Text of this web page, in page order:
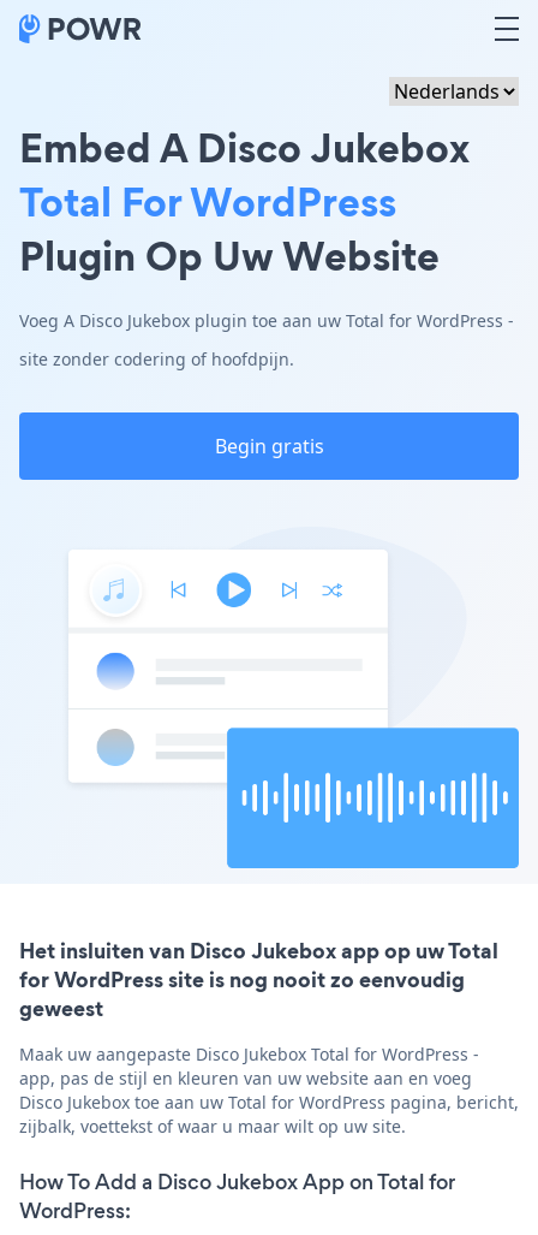
Embed A Disco Jukebox
Total For WordPress
Plugin Op Uw Website
Voeg A Disco Jukebox plugin toe aan uw Total for WordPress -
site zonder codering of hoofdpijn.
Begin gratis
Het insluiten van Disco Jukebox app op uw Total
for WordPress site is nog nooit zo eenvoudig
geweest
Maak uw aangepaste Disco Jukebox Total for WordPress -
app, pas de stijl en kleuren van uw website aan en voeg
Disco Jukebox toe aan uw Total for WordPress pagina, bericht,
zijbalk, voettekst of waar u maar wilt op uw site.
How To Add a Disco Jukebox App on Total for
WordPress: